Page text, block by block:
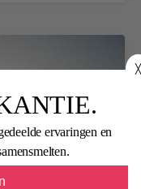
╳
ervaringen en